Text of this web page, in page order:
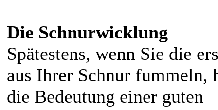
Die Schnurwicklung
Spätestens, wenn Sie die
aus Ihrer Schnur fummeln,
die Bedeutung einer guten